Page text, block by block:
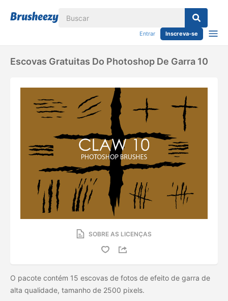
Entrar Inscreva-se
Escovas Gratuitas Do Photoshop De Garra 10
SOBRE AS LICENÇAS
O pacote contém 15 escovas de fotos de efeito de garra de
alta qualidade, tamanho de 2500 pixels.